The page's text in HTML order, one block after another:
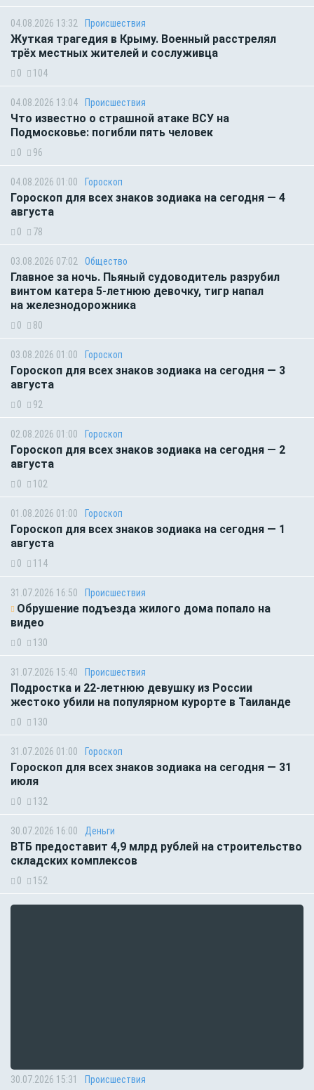
04.08.2026 13:32 Происшествия
Жуткая трагедия в Крыму. Военный расстрелял
трёх местных жителей и сослуживца
0 104
04.08.2026 13:04 Происшествия
Что известно о страшной атаке ВСУ на
Подмосковье: погибли пять человек
0 96
04.08.2026 01:00 Гороскоп
Гороскоп для всех знаков зодиака на сегодня — 4
августа
0 78
03.08.2026 07:02 Общество
Главное за ночь. Пьяный судоводитель разрубил
винтом катера 5-летнюю девочку, тигр напал
на железнодорожника
0 80
03.08.2026 01:00 Гороскоп
Гороскоп для всех знаков зодиака на сегодня — 3
августа
0 92
02.08.2026 01:00 Гороскоп
Гороскоп для всех знаков зодиака на сегодня — 2
августа
0 102
01.08.2026 01:00 Гороскоп
Гороскоп для всех знаков зодиака на сегодня — 1
августа
0 114
31.07.2026 16:50 Происшествия
Обрушение подъезда жилого дома попало на
видео
0 130
31.07.2026 15:40 Происшествия
Подростка и 22-летнюю девушку из России
жестоко убили на популярном курорте в Таиланде
0 130
31.07.2026 01:00 Гороскоп
Гороскоп для всех знаков зодиака на сегодня — 31
июля
0 132
30.07.2026 16:00 Деньги
ВТБ предоставит 4,9 млрд рублей на строительство
складских комплексов
0 152
30.07.2026 15:31 Происшествия